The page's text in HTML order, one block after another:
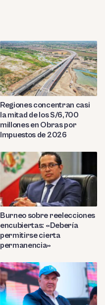
Regiones concentran casi
la mitad de los S/6,700
millones en Obras por
Impuestos de 2026
Burneo sobre reelecciones
encubiertas: «Debería
permitirse cierta
permanencia»